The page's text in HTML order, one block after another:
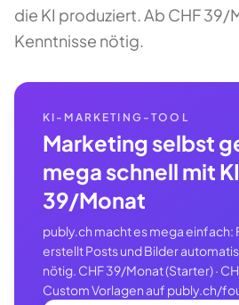
die KI produziert. Ab CHF 39/
Kenntnisse nötig.
KI-MARKETING-TOOL
Marketing selbst
mega schnell mit KI
39/Monat
publy.ch macht es mega einfach:
erstellt Posts und Bilder
nötig. CHF 39/Monat (Starter) ·
Custom Vorlagen auf publy.ch/